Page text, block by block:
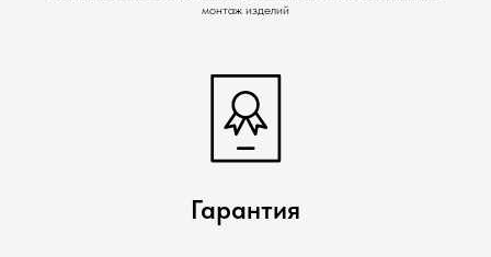
монтаж изделий
Гарантия